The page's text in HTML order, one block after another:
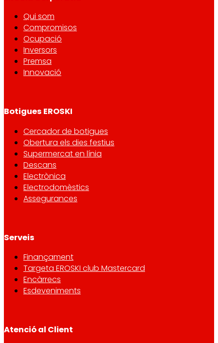
Qui som
Compromisos
Ocupació
Inversors
Premsa
Innovació
Botigues EROSKI
Cercador de botigues
Obertura els dies festius
Supermercat en línia
Descans
Electrònica
Electrodomèstics
Assegurances
Serveis
Finançament
Targeta EROSKI club Mastercard
Encàrrecs
Esdeveniments
Atenció al Client